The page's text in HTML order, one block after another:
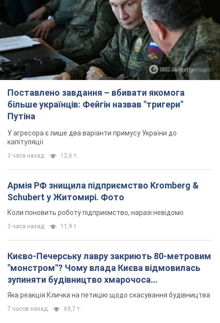
Поставлено завдання – вбивати якомога
більше українців: Фейгін назвав "тригери"
Путіна
У агресора є лише два варіанти примусу України до
капітуляції
3 часа назад 12,6 т.
Армія РФ знищила підприємство Kromberg &
Schubert у Житомирі. Фото
Коли поновить роботу підприємство, наразі невідомо
3 часа назад 11,9 т.
Києво-Печерську лавру закриють 80-метровим
"монстром"? Чому влада Києва відмовилась
зупиняти будівництво хмарочоса
"московського вірянина"
Яка реакція Кличка на петицію щодо скасування будівництва
7 часов назад 69,7 т.